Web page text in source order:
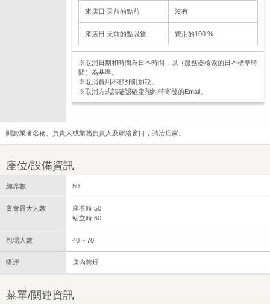
來店日 天前的點前 沒有
來店日 天前的點以後 費用的100 %
※取消日期和時間為日本時間，以（服務器檢索的日本標準時
間）為基準。
※取消費用不額外附加稅。
※取消方式請確認確定預約時寄發的Email。
關於業者名稱、負責人或業務負責人及聯絡窗口，請洽店家。
座位/設備資訊
總席數 50
宴會最大人數
座着時 50
站立時 60
包場人數 40 ~ 70
吸煙 店内禁煙
菜單/關連資訊